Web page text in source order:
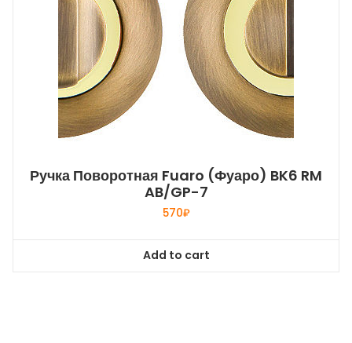
Ручка Поворотная Fuaro (Фуаро) BK6 RM
AB/GP-7
570₽
Add to cart